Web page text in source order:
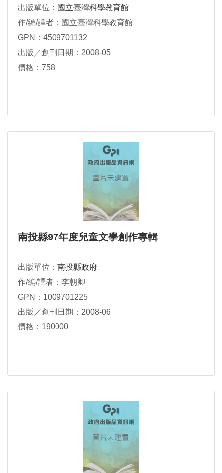
出版單位： 國立臺灣科學教育館
作/編/譯者：國立臺灣科學教育館
GPN：4509701132
出版／創刊日期：2008-05
價格：758
南投縣97年度兒童文學創作專輯
出版單位： 南投縣政府
作/編/譯者：李朝卿
GPN：1009701225
出版／創刊日期：2008-06
價格：190000